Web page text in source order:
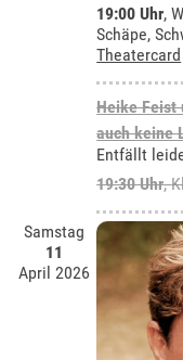
19:00 Uhr,
Schäpe,
Theatercard
Heike Feist
auch keine
Entfällt
19:30 Uhr,
Samstag
11
April 2026